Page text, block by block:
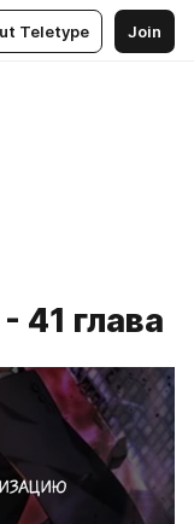
Teletype Join
41 глава